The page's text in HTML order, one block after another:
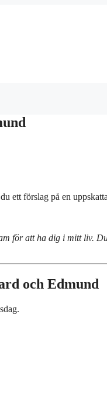
ett förslag på en
för att ha dig i mitt liv.
och Edmund